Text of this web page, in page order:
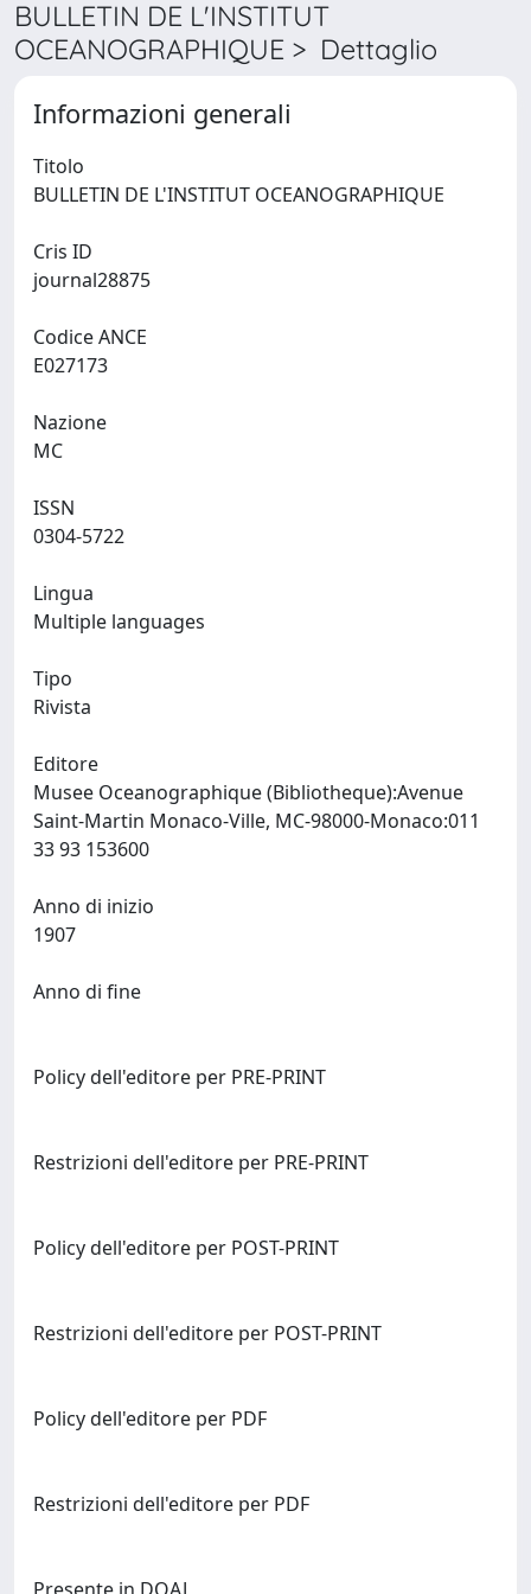
BULLETIN DE L'INSTITUT
OCEANOGRAPHIQUE > Dettaglio
Informazioni generali
Titolo
Cris ID
Codice ANCE
Nazione
ISSN
Lingua
Tipo
Rivista
Editore
Musee Oceanographique (Bibliotheque):Avenue
Saint-Martin Monaco-Ville, MC-98000-Monaco:011
Anno di inizio
Anno di fine
Policy dell'editore per PRE-PRINT
Restrizioni dell'editore per PRE-PRINT
Policy dell'editore per POST-PRINT
Restrizioni dell'editore per POST-PRINT
Policy dell'editore per PDF
Restrizioni dell'editore per PDF